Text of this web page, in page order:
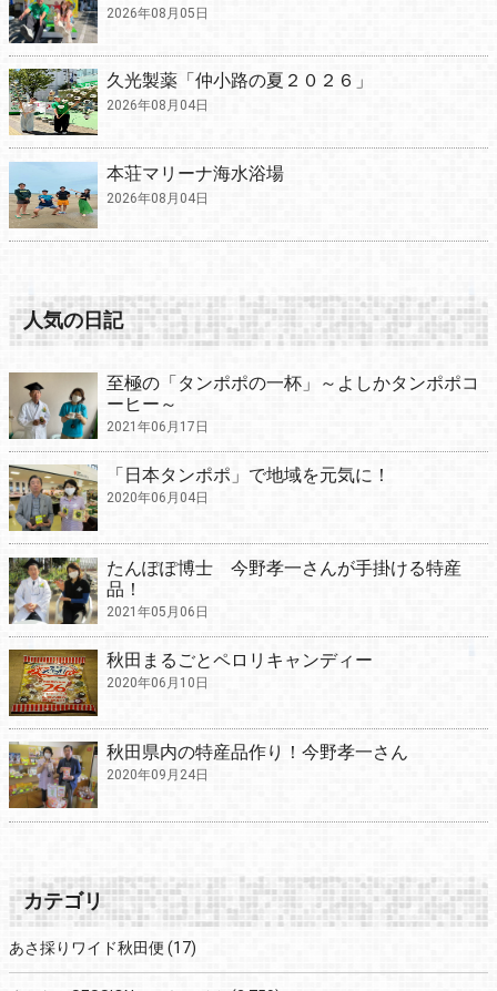
2026年08月05日
久光製薬「仲小路の夏２０２６」
2026年08月04日
本荘マリーナ海水浴場
2026年08月04日
人気の日記
至極の「タンポポの一杯」～よしかタンポポコ
ーヒー～
2021年06月17日
「日本タンポポ」で地域を元気に！
2020年06月04日
たんぽぽ博士 今野孝一さんが手掛ける特産
品！
2021年05月06日
秋田まるごとペロリキャンディー
2020年06月10日
秋田県内の特産品作り！今野孝一さん
2020年09月24日
カテゴリ
あさ採りワイド秋田便 (17)